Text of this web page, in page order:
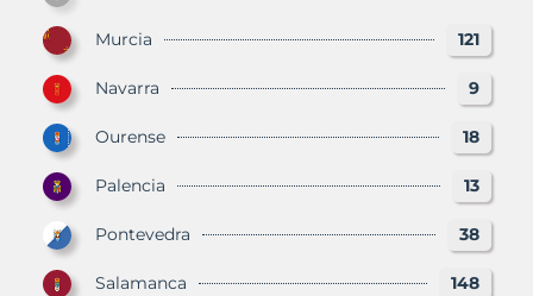
Murcia 121
Navarra 9
Ourense 18
Palencia 13
Pontevedra 38
Salamanca 148